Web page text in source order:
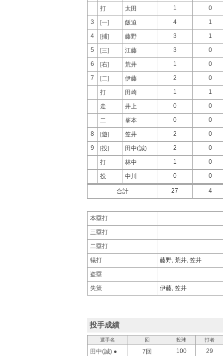
打 太田 1
0
3
[一] 飯迫 4
1
4
[捕] 藤野 3
1
5
[三] 江藤 3
0
6
[右] 荒井 1
0
7
[二] 伊藤 2 0
打 田崎 1 1
走 井上 0 0
二 峯本 0
0
8
[遊] 笠井 2
0
9
[投] 田中(誠) 2 0
打 林中 1 0
投 中川 0 0
合計 27 4
本塁打
三塁打
二塁打
犠打
藤野, 荒井, 笠井
盗塁
失策
伊藤, 笠井
投手成績
選手名 回 投球 打者
田中(誠) ● 7回 100 29